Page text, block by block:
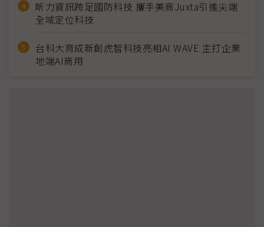
昕力資訊跨足國防科技 攜手美商Juxta引進尖端
全域定位科技
台科大育成新創虎智科技亮相AI WAVE 主打企業
地端AI商用